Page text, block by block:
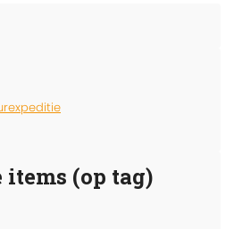
items (op tag)